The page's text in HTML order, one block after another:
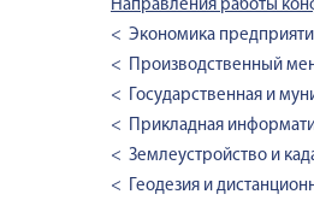
Направления работы
< Экономика
< Производственный
< Государственная и
< Прикладная
< Землеустройство и
< Геодезия и